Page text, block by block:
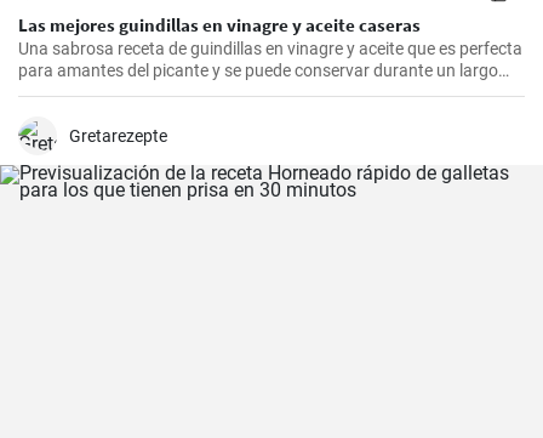
Las mejores guindillas en vinagre y aceite caseras
Una sabrosa receta de guindillas en vinagre y aceite que es perfecta
para amantes del picante y se puede conservar durante un largo
periodo de tiempo.
Gretarezepte